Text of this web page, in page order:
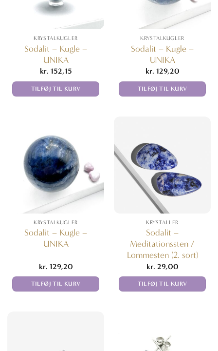
KRYSTALKUGLER
Sodalit – Kugle –
UNIKA
kr. 152,15
TILFØJ TIL KURV
KRYSTALKUGLER
Sodalit – Kugle –
UNIKA
kr. 129,20
TILFØJ TIL KURV
KRYSTALKUGLER
Sodalit – Kugle –
UNIKA
kr. 129,20
TILFØJ TIL KURV
KRYSTALLER
Sodalit –
Meditationssten /
Lommesten (2. sort)
kr. 29,00
TILFØJ TIL KURV